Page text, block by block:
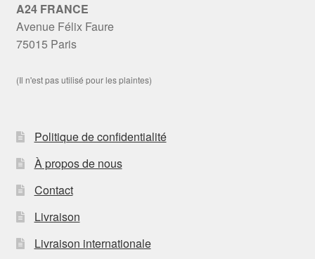
A24 FRANCE
Avenue Félix Faure
75015 Paris
(Il n'est pas utilisé pour les plaintes)
Politique de confidentialité
À propos de nous
Contact
Livraison
Livraison internationale